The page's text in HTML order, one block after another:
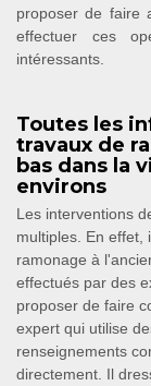
proposer de faire
effectuer ces
intéressants.
Toutes les
travaux de
bas dans la
environs
Les interventions
multiples. En effet,
ramonage à
effectués par des
proposer de faire
expert qui utilise
renseignements
directement. Il